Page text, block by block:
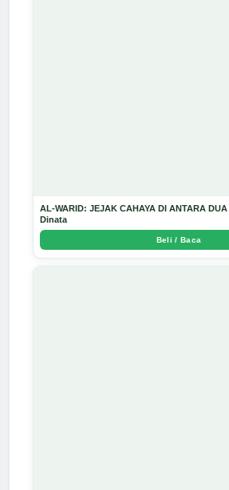
AL-WARID: JEJAK CAHAYA DI ANTARA
Dinata
Beli / Baca